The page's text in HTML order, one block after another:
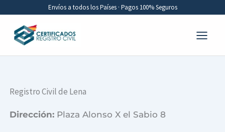
contenido
Envíos a todos los Países · Pagos 100% Seguros
Registro Civil de Lena
Dirección: Plaza Alonso X el Sabio 8